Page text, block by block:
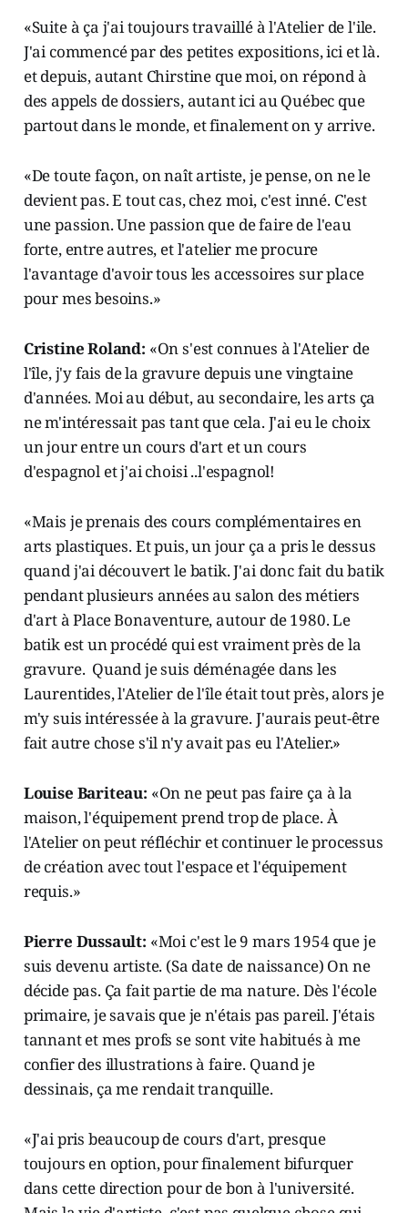
«Suite à ça j'ai toujours travaillé à l'Atelier de l'ile.
J'ai commencé par des petites expositions, ici et là.
et depuis, autant Chirstine que moi, on répond à
des appels de dossiers, autant ici au Québec que
partout dans le monde, et finalement on y arrive.
«De toute façon, on naît artiste, je pense, on ne le
devient pas. E tout cas, chez moi, c'est inné. C'est
une passion. Une passion que de faire de l'eau
forte, entre autres, et l'atelier me procure
l'avantage d'avoir tous les accessoires sur place
pour mes besoins.»
Cristine Roland: «On s'est connues à l'Atelier de
l'île, j'y fais de la gravure depuis une vingtaine
d'années. Moi au début, au secondaire, les arts ça
ne m'intéressait pas tant que cela. J'ai eu le choix
un jour entre un cours d'art et un cours
d'espagnol et j'ai choisi ..l'espagnol!
«Mais je prenais des cours complémentaires en
arts plastiques. Et puis, un jour ça a pris le dessus
quand j'ai découvert le batik. J'ai donc fait du batik
pendant plusieurs années au salon des métiers
d'art à Place Bonaventure, autour de 1980. Le
batik est un procédé qui est vraiment près de la
gravure. Quand je suis déménagée dans les
Laurentides, l'Atelier de l'île était tout près, alors je
m'y suis intéressée à la gravure. J'aurais peut-être
fait autre chose s'il n'y avait pas eu l'Atelier.»
Louise Bariteau: «On ne peut pas faire ça à la
maison, l'équipement prend trop de place. À
l'Atelier on peut réfléchir et continuer le processus
de création avec tout l'espace et l'équipement
requis.»
Pierre Dussault: «Moi c'est le 9 mars 1954 que je
suis devenu artiste. (Sa date de naissance) On ne
décide pas. Ça fait partie de ma nature. Dès l'école
primaire, je savais que je n'étais pas pareil. J'étais
tannant et mes profs se sont vite habitués à me
confier des illustrations à faire. Quand je
dessinais, ça me rendait tranquille.
«J'ai pris beaucoup de cours d'art, presque
toujours en option, pour finalement bifurquer
dans cette direction pour de bon à l'université.